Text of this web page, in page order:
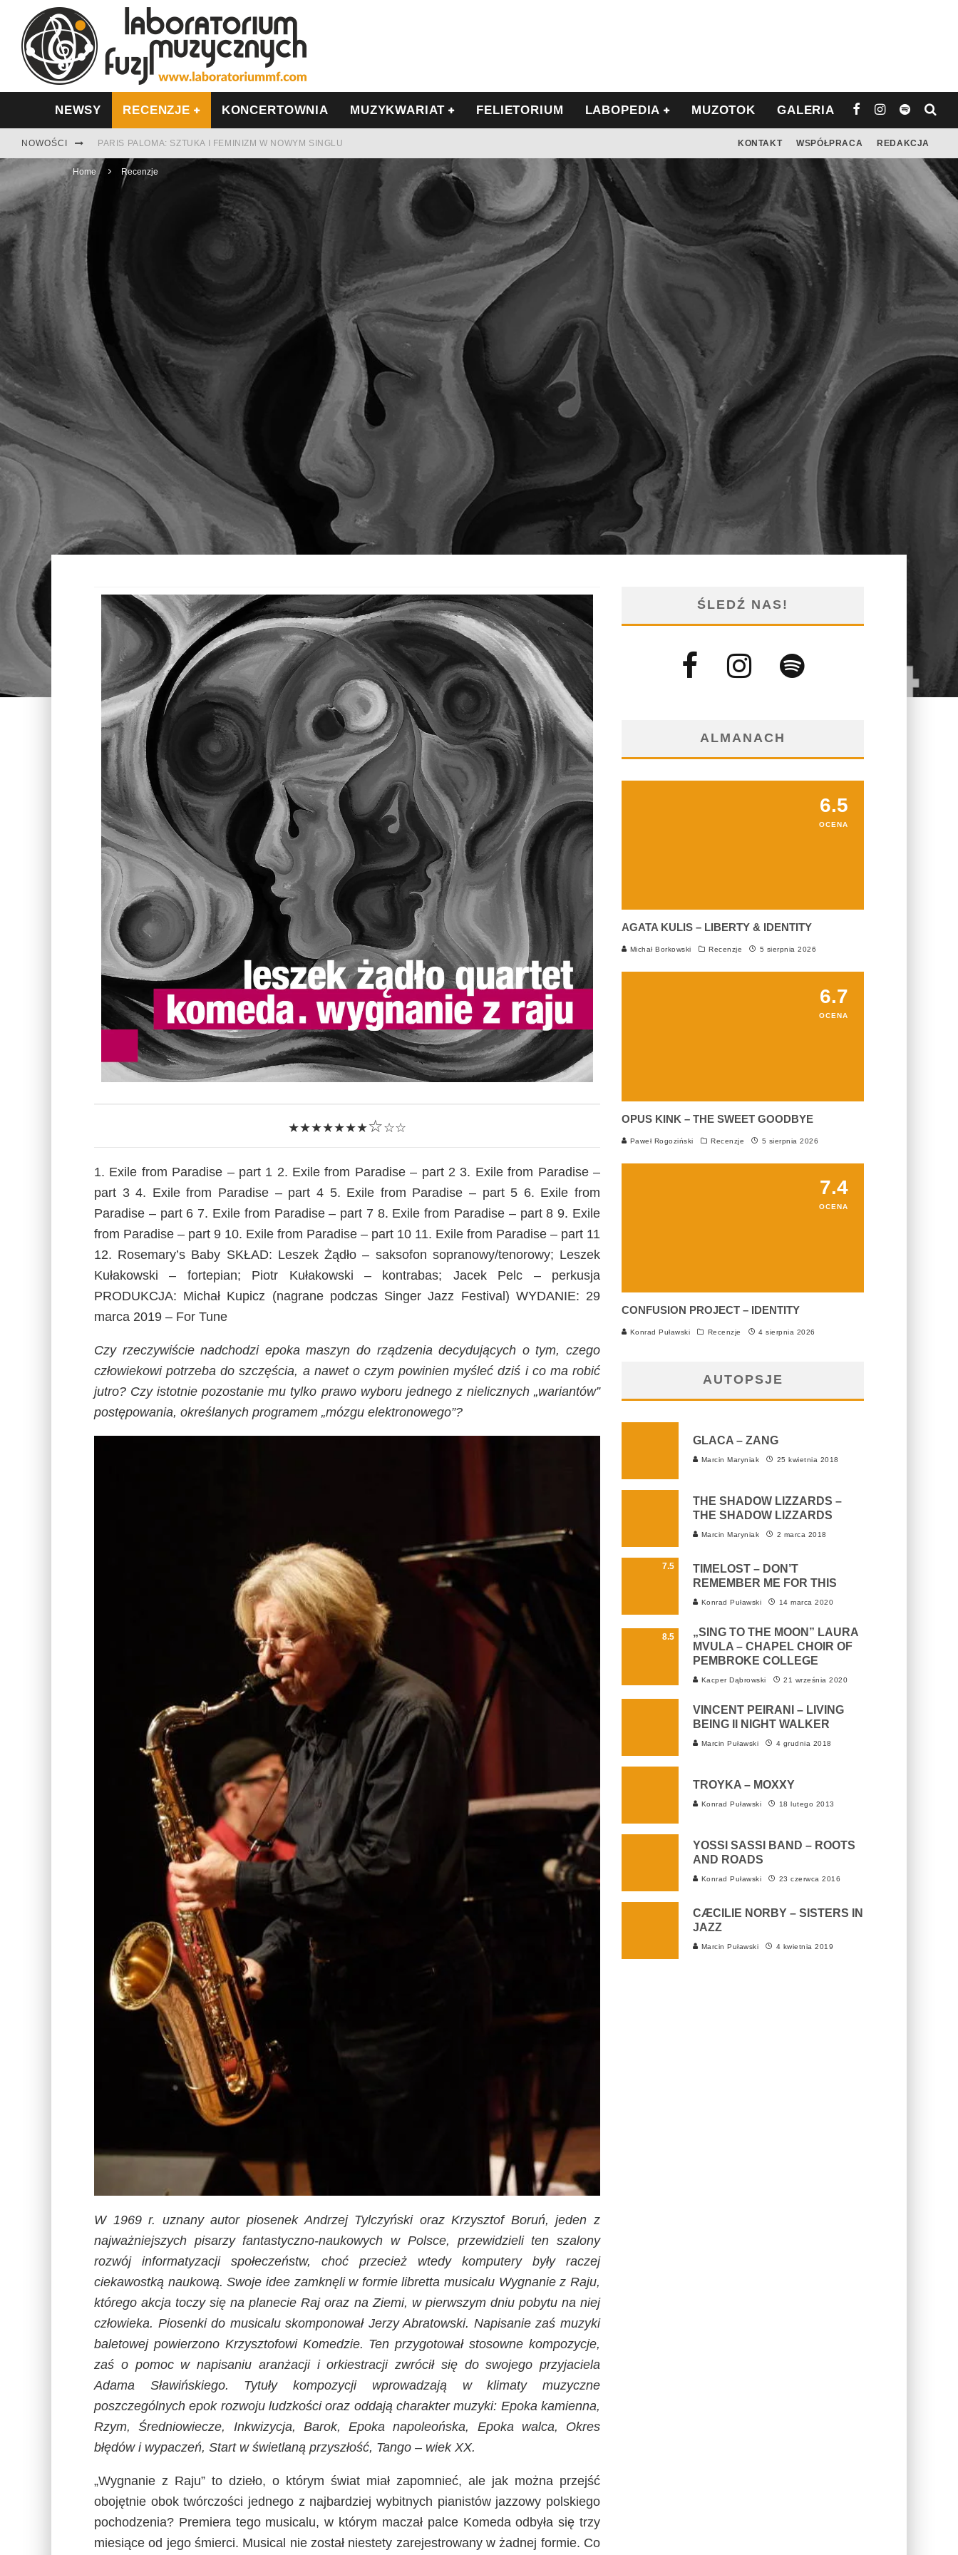
NEWSY RECENZJE KONCERTOWNIA MUZYKWARIAT FELIETORIUM LABOPEDIA MUZOTOK GALERIA
NOWOŚCI PARIS PALOMA: SZTUKA I FEMINIZM W NOWYM SINGLU
TABULA RASA Z SINGLEM DIAMENTY. SAMOTNOŚĆ I OPÓR
CINNAMON GUM MIĘDZY SOULEM A PAMIĘCIĄ
FRANCUSKI PROG METAL WEDŁUG DUALISIS
LESZEK KUŁAKOWSKI NAGRAŁ JAZZFONIĘ O POLSCE
NIEZNANY BOWIE Z 1965 ROKU. PREMIERA WE WRZEŚNIU
KONTAKT WSPÓŁPRACA REDAKCJA
Home Recenzje
★★★★★★★☆☆☆
1. Exile from Paradise – part 1 2. Exile from Paradise – part 2 3. Exile from Paradise –
part 3 4. Exile from Paradise – part 4 5. Exile from Paradise – part 5 6. Exile from
Paradise – part 6 7. Exile from Paradise – part 7 8. Exile from Paradise – part 8 9. Exile
from Paradise – part 9 10. Exile from Paradise – part 10 11. Exile from Paradise – part 11
12. Rosemary’s Baby SKŁAD: Leszek Żądło – saksofon sopranowy/tenorowy; Leszek
Kułakowski – fortepian; Piotr Kułakowski – kontrabas; Jacek Pelc – perkusja
PRODUKCJA: Michał Kupicz (nagrane podczas Singer Jazz Festival) WYDANIE: 29
marca 2019 – For Tune
Czy rzeczywiście nadchodzi epoka maszyn do rządzenia decydujących o tym, czego
człowiekowi potrzeba do szczęścia, a nawet o czym powinien myśleć dziś i co ma robić
jutro? Czy istotnie pozostanie mu tylko prawo wyboru jednego z nielicznych „wariantów”
postępowania, określanych programem „mózgu elektronowego”?
W 1969 r. uznany autor piosenek Andrzej Tylczyński oraz Krzysztof Boruń, jeden z
najważniejszych pisarzy fantastyczno-naukowych w Polsce, przewidzieli ten szalony
rozwój informatyzacji społeczeństw, choć przecież wtedy komputery były raczej
ciekawostką naukową. Swoje idee zamknęli w formie libretta musicalu Wygnanie z Raju,
którego akcja toczy się na planecie Raj oraz na Ziemi, w pierwszym dniu pobytu na niej
człowieka. Piosenki do musicalu skomponował Jerzy Abratowski. Napisanie zaś muzyki
baletowej powierzono Krzysztofowi Komedzie. Ten przygotował stosowne kompozycje,
zaś o pomoc w napisaniu aranżacji i orkiestracji zwrócił się do swojego przyjaciela
Adama Sławińskiego. Tytuły kompozycji wprowadzają w klimaty muzyczne
poszczególnych epok rozwoju ludzkości oraz oddają charakter muzyki: Epoka kamienna,
Rzym, Średniowiecze, Inkwizycja, Barok, Epoka napoleońska, Epoka walca, Okres
błędów i wypaczeń, Start w świetlaną przyszłość, Tango – wiek XX.
„Wygnanie z Raju” to dzieło, o którym świat miał zapomnieć, ale jak można przejść
obojętnie obok twórczości jednego z najbardziej wybitnych pianistów jazzowy polskiego
pochodzenia? Premiera tego musicalu, w którym maczał palce Komeda odbyła się trzy
miesiące od jego śmierci. Musical nie został niestety zarejestrowany w żadnej formie. Co
ŚLEDŹ NAS!
ALMANACH
6.5
OCENA
AGATA KULIS – LIBERTY & IDENTITY
Michał Borkowski Recenzje 5 sierpnia 2026
6.7
OCENA
OPUS KINK – THE SWEET GOODBYE
Paweł Rogoziński Recenzje 5 sierpnia 2026
7.4
OCENA
CONFUSION PROJECT – IDENTITY
Konrad Puławski Recenzje 4 sierpnia 2026
AUTOPSJE
GLACA – ZANG
Marcin Maryniak 25 kwietnia 2018
THE SHADOW LIZZARDS –
THE SHADOW LIZZARDS
Marcin Maryniak 2 marca 2018
7.5
TIMELOST – DON’T
REMEMBER ME FOR THIS
Konrad Puławski 14 marca 2020
8.5
„SING TO THE MOON” LAURA
MVULA – CHAPEL CHOIR OF
PEMBROKE COLLEGE
Kacper Dąbrowski 21 września 2020
VINCENT PEIRANI – LIVING
BEING II NIGHT WALKER
Marcin Puławski 4 grudnia 2018
TROYKA – MOXXY
Konrad Puławski 18 lutego 2013
YOSSI SASSI BAND – ROOTS
AND ROADS
Konrad Puławski 23 czerwca 2016
CÆCILIE NORBY – SISTERS IN
JAZZ
Marcin Puławski 4 kwietnia 2019